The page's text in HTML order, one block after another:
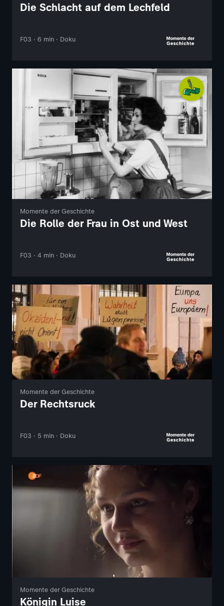
Die Schlacht auf dem Lechfeld
F03 · 6 min · Doku
Momente der Geschichte
Die Rolle der Frau in Ost und West
F03 · 4 min · Doku
Momente der Geschichte
Der Rechtsruck
F03 · 5 min · Doku
Momente der Geschichte
Königin Luise